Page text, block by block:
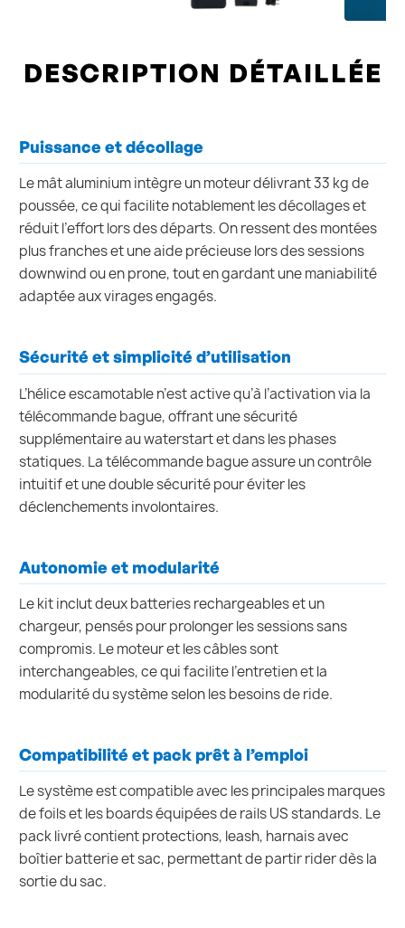
DESCRIPTION DÉTAILLÉE
Puissance et décollage
Le mât aluminium intègre un moteur délivrant 33 kg de
poussée, ce qui facilite notablement les décollages et
réduit l’effort lors des départs. On ressent des montées
plus franches et une aide précieuse lors des sessions
downwind ou en prone, tout en gardant une maniabilité
adaptée aux virages engagés.
Sécurité et simplicité d’utilisation
L’hélice escamotable n’est active qu’à l’activation via la
télécommande bague, offrant une sécurité
supplémentaire au waterstart et dans les phases
statiques. La télécommande bague assure un contrôle
intuitif et une double sécurité pour éviter les
déclenchements involontaires.
Autonomie et modularité
Le kit inclut deux batteries rechargeables et un
chargeur, pensés pour prolonger les sessions sans
compromis. Le moteur et les câbles sont
interchangeables, ce qui facilite l’entretien et la
modularité du système selon les besoins de ride.
Compatibilité et pack prêt à l’emploi
Le système est compatible avec les principales marques
de foils et les boards équipées de rails US standards. Le
pack livré contient protections, leash, harnais avec
boîtier batterie et sac, permettant de partir rider dès la
sortie du sac.